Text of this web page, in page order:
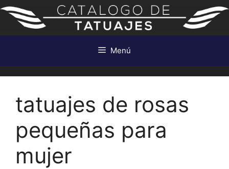
Saltar
contenido
Menú
tatuajes de rosas
pequeñas para
mujer